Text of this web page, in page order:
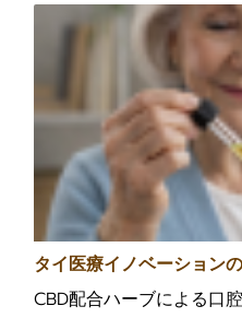
タイ医療イノベーション
CBD配合ハーブによる口